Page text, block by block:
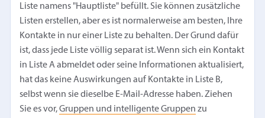
Liste namens "Hauptliste" befüllt. Sie können zusätzliche
Listen erstellen, aber es ist normalerweise am besten, Ihre
Kontakte in nur einer Liste zu behalten. Der Grund dafür
ist, dass jede Liste völlig separat ist. Wenn sich ein Kontakt
in Liste A abmeldet oder seine Informationen aktualisiert,
hat das keine Auswirkungen auf Kontakte in Liste B,
selbst wenn sie dieselbe E-Mail-Adresse haben. Ziehen
Sie es vor,Gruppen und intelligente Gruppen zu